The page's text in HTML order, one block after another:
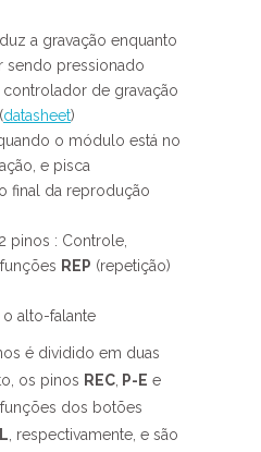
a gravação enquanto
sendo pressionado
controlador de gravação
datasheet)
o módulo está no
e pisca
final da reprodução
pinos : Controle,
REP (repetição)
alto-falante
é dividido em duas
os pinos REC P-E e
dos botões
, respectivamente, e são